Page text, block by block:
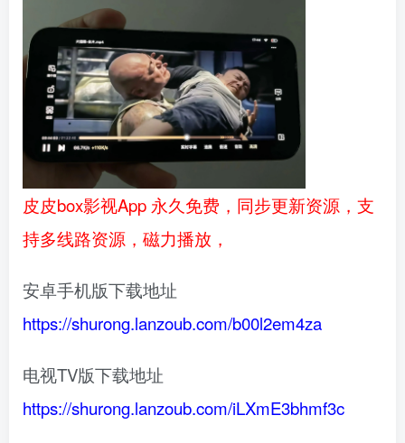
皮皮box影视App 永久免费，同步更新资源，支
持多线路资源，磁力播放，
安卓手机版下载地址
https://shurong.lanzoub.com/b00l2em4za
电视TV版下载地址
https://shurong.lanzoub.com/iLXmE3bhmf3c